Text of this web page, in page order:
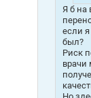
Я б на
если
был?
Риск
врачи